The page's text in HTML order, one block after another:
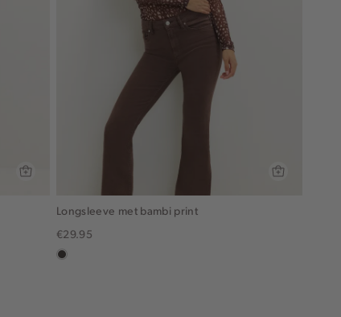
Longsleeve met bambi print
€29.95
choco